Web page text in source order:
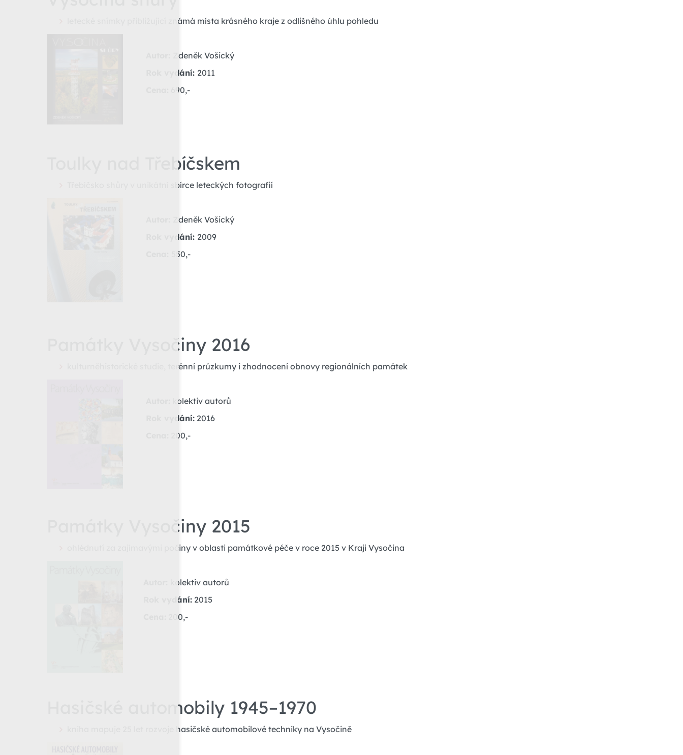
letecké snímky přibližující známá místa krásného kraje z odlišného úhlu pohledu
Zdeněk Vošický
Rok vydání: 2011
690,-
oulky nad Třebíčskem
Třebíčsko shůry v unikátní sbírce leteckých fotografií
Zdeněk Vošický
Rok vydání: 2009
550,-
Památky Vysočiny 2016
kulturněhistorické studie, terénní průzkumy i zhodnocení obnovy regionálních památek
kolektiv autorů
Rok vydání: 2016
200,-
Památky Vysočiny 2015
ohlédnutí za zajímavými počiny v oblasti památkové péče v roce 2015 v Kraji Vysočina
kolektiv autorů
Rok vydání: 2015
200,-
Hasičské automobily 1945–1970
kniha mapuje 25 let rozvoje hasičské automobilové techniky na Vysočině